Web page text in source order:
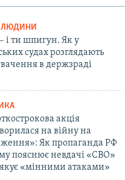
ЛЮДИНИ
і ти шпигун. Як у
судах розглядають
в держзраді
акція
на війну на
Як пропаганда РФ
пояснює невдачі «СВО»
«мінними атаками»